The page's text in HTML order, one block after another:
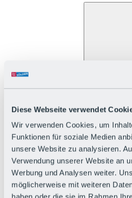
Diese Webseite verwendet
Wir verwenden Cookies, um
Funktionen für soziale Medien
unsere Website zu analysieren.
Verwendung unserer Website an
Werbung und Analysen weiter.
möglicherweise mit weiteren